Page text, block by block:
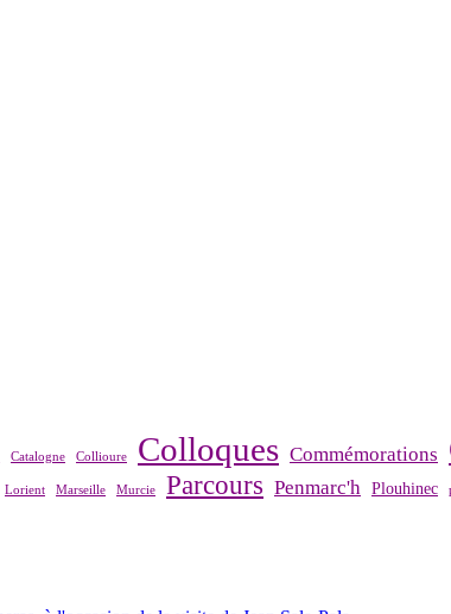
Catalogne Collioure Colloques Commémorations
Lorient Marseille Murcie Parcours Penmarc'h Plouhinec